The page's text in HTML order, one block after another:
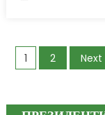
Posts
1 2 Next